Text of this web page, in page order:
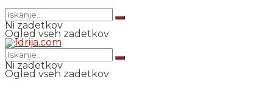
Ni zadetkov
Ogled vseh zadetkov
Ni zadetkov
Ogled vseh zadetkov